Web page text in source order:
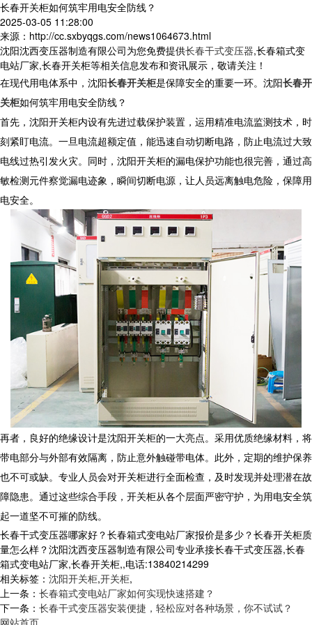
长春开关柜如何筑牢用电安全防线？
2025-03-05 11:28:00
来源：http://cc.sxbyqgs.com/news1064673.html
沈阳沈西变压器制造有限公司为您免费提供长春干式变压器,长春箱式变
电站厂家,长春开关柜等相关信息发布和资讯展示，敬请关注！
在现代用电体系中，沈阳长春开关柜是保障安全的重要一环。沈阳长春开
关柜如何筑牢用电安全防线？
首先，沈阳开关柜内设有先进过载保护装置，运用精准电流监测技术，时
刻紧盯电流。一旦电流超额定值，能迅速自动切断电路，防止电流过大致
电线过热引发火灾。同时，沈阳开关柜的漏电保护功能也很完善，通过高
敏检测元件察觉漏电迹象，瞬间切断电源，让人员远离触电危险，保障用
电安全。
再者，良好的绝缘设计是沈阳开关柜的一大亮点。采用优质绝缘材料，将
带电部分与外部有效隔离，防止意外触碰带电体。此外，定期的维护保养
也不可或缺。专业人员会对开关柜进行全面检查，及时发现并处理潜在故
障隐患。通过这些综合手段，开关柜从各个层面严密守护，为用电安全筑
起一道坚不可摧的防线。
长春干式变压器哪家好？长春箱式变电站厂家报价是多少？长春开关柜质
量怎么样？沈阳沈西变压器制造有限公司专业承接长春干式变压器,长春
箱式变电站厂家,长春开关柜,,电话:13840214299
相关标签： 沈阳开关柜,开关柜,
上一条： 长春箱式变电站厂家如何实现快速搭建？
下一条： 长春干式变压器安装便捷，轻松应对各种场景，你不试试？
网站首页